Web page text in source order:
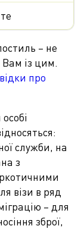
– не
із цим.
про
служби, на
з
візи в ряд
– для
зброї,